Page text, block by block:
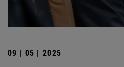
09 | 05 | 2025